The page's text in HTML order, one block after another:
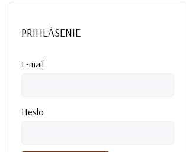
PRIHLÁSENIE
E-mail
Heslo